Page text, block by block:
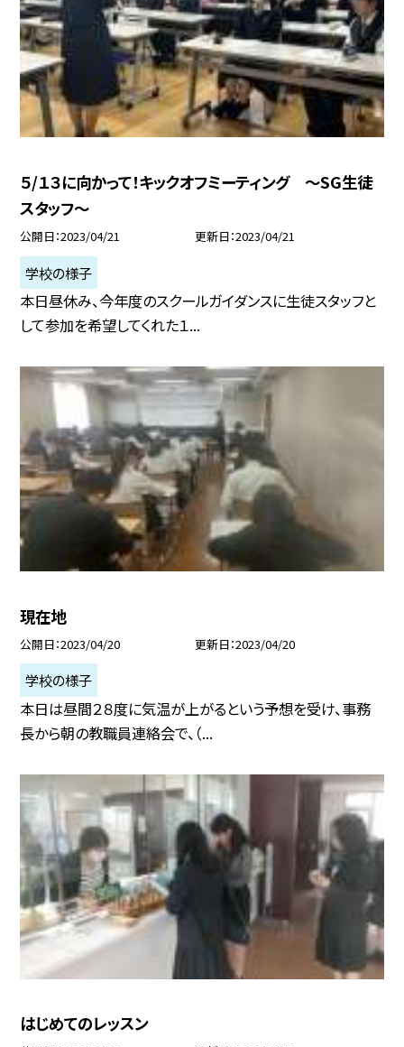
５/１３に向かって！キックオフミーティング 〜SG生徒
スタッフ〜
公開日 2023/04/21 更新日 2023/04/21
学校の様子
本日昼休み、今年度のスクールガイダンスに生徒スタッフと
して参加を希望してくれた１...
現在地
公開日 2023/04/20 更新日 2023/04/20
学校の様子
本日は昼間２８度に気温が上がるという予想を受け、事務
長から朝の教職員連絡会で、（...
はじめてのレッスン